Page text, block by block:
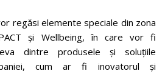
regăsi elemente speciale din zona
și Wellbeing, în care vor fi
dintre produsele și soluțiile
cum ar fi inovatorul și